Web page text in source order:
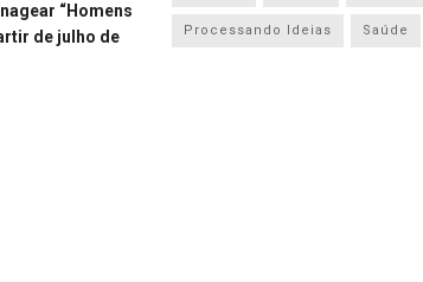
“Homens
de julho de
Processando Ideias Saúde